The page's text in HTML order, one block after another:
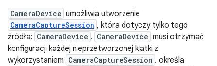
CameraDevice umożliwia utworzenie
CameraCaptureSession , która dotyczy tylko tego
źródła: CameraDevice . CameraDevice musi otrzymać
konfiguracji każdej nieprzetworzonej klatki z
wykorzystaniem CameraCaptureSession . określa